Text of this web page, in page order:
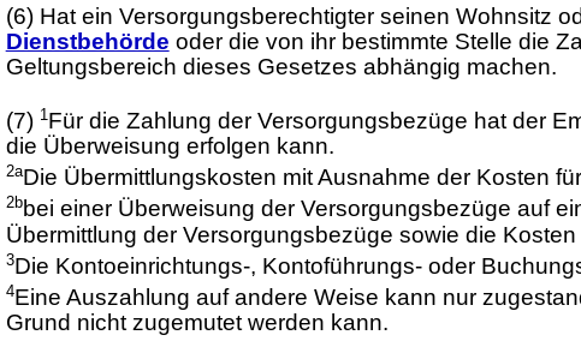
(6) Hat ein Versorgungsberechtigter seinen Wohnsitz
Dienstbehörde oder die von ihr bestimmte Stelle die
Geltungsbereich dieses Gesetzes abhängig machen.
(7) 1Für die Zahlung der Versorgungsbezüge hat der
die Überweisung erfolgen kann.
2aDie Übermittlungskosten mit Ausnahme der Kosten
2bbei einer Überweisung der Versorgungsbezüge auf
Übermittlung der Versorgungsbezüge sowie die
3Die Kontoeinrichtungs-, Kontoführungs- oder
4Eine Auszahlung auf andere Weise kann nur
Grund nicht zugemutet werden kann.